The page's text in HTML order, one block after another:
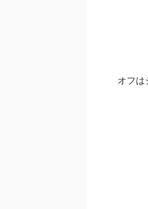
オフは